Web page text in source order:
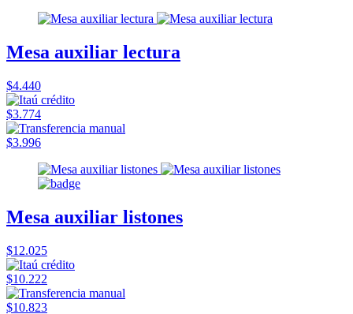
Mesa auxiliar lectura
$4.440
$3.774
$3.996
Mesa auxiliar listones
$12.025
$10.222
$10.823